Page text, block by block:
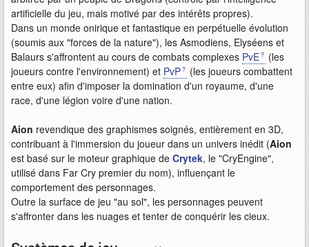
artificielle du jeu, mais motivé par des intérêts propres).
Dans un monde onirique et fantastique en perpétuelle évolution
(soumis aux "forces de la nature"), les Asmodiens, Elyséens et
Balaurs s'affrontent au cours de combats complexes PvE
(les
joueurs contre l'environnement) et PvP
(les joueurs combattent
entre eux) afin d'imposer la domination d'un royaume, d'une
race, d'une légion voire d'une nation.
Aion revendique des graphismes soignés, entièrement en 3D,
contribuant à l'immersion du joueur dans un univers inédit (Aion
est basé sur le moteur graphique de Crytek, le "CryEngine",
utilisé dans Far Cry premier du nom), influençant le
comportement des personnages.
Outre la surface de jeu "au sol", les personnages peuvent
s'affronter dans les nuages et tenter de conquérir les cieux.